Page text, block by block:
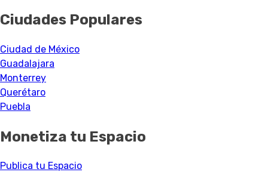
Ciudades Populares
Ciudad de México
Guadalajara
Monterrey
Querétaro
Puebla
Monetiza tu Espacio
Publica tu Espacio